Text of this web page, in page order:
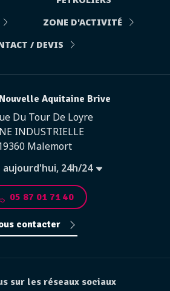
ZONE D'ACTIVITÉ
/ DEVIS
Aquitaine Brive
Du Tour De Loyre
INDUSTRIELLE
Malemort
24h/24
05 87 01 71 40
contacter
sur les réseaux sociaux